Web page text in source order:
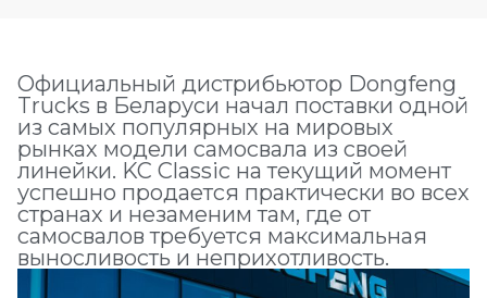
Официальный дистрибьютор Dongfeng
Trucks в Беларуси начал поставки одной
из самых популярных на мировых
рынках модели самосвала из своей
линейки. KC Classic на текущий момент
успешно продается практически во всех
странах и незаменим там, где от
самосвалов требуется максимальная
выносливость и неприхотливость.